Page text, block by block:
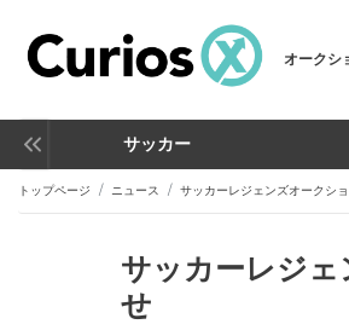
オークシ
サッカー
トップページ ニュース サッカーレジェンズオークシ
サッカーレジェ
せ